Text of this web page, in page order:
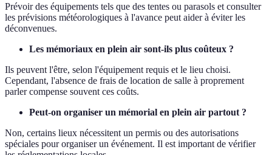
Prévoir des équipements tels que des tentes ou parasols et consulter
les prévisions météorologiques à l'avance peut aider à éviter les
déconvenues.
Les mémoriaux en plein air sont-ils plus coûteux ?
Ils peuvent l'être, selon l'équipement requis et le lieu choisi.
Cependant, l'absence de frais de location de salle à proprement
parler compense souvent ces coûts.
Peut-on organiser un mémorial en plein air partout ?
Non, certains lieux nécessitent un permis ou des autorisations
spéciales pour organiser un événement. Il est important de vérifier